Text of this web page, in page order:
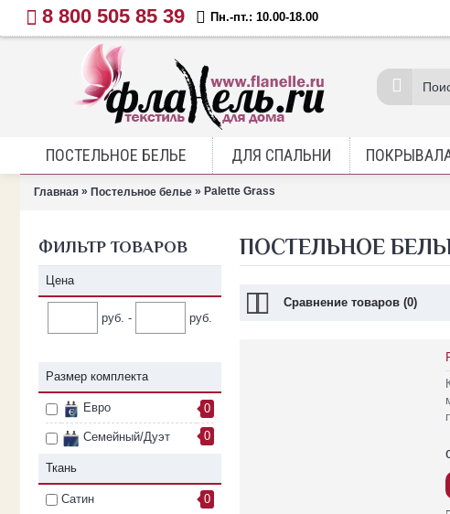
8 800 505 85 39 Пн.-пт.: 10.00-18.00
ПОСТЕЛЬНОЕ БЕЛЬЕ ДЛЯ СПАЛЬНИ
Главная » Постельное белье » Palette Grass
ФИЛЬТР ТОВАРОВ
Цена
руб. - руб.
Размер комплекта
Евро 0
Семейный/Дуэт 0
Ткань
Сатин 0
ПОСТЕЛЬНОЕ БЕЛЬЕ
Сравнение товаров (0)